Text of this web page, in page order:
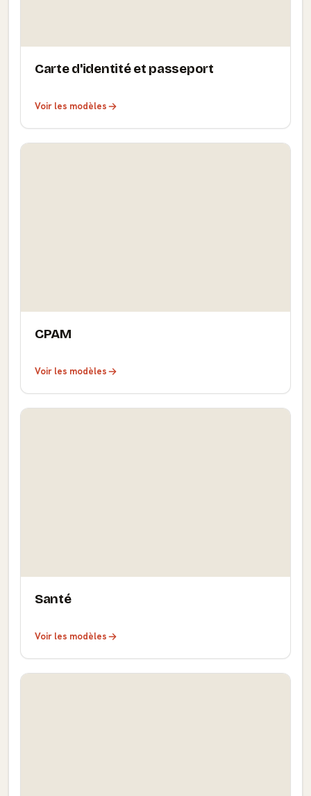
Carte d'identité et passeport
Voir les modèles
CPAM
Voir les modèles
Santé
Voir les modèles